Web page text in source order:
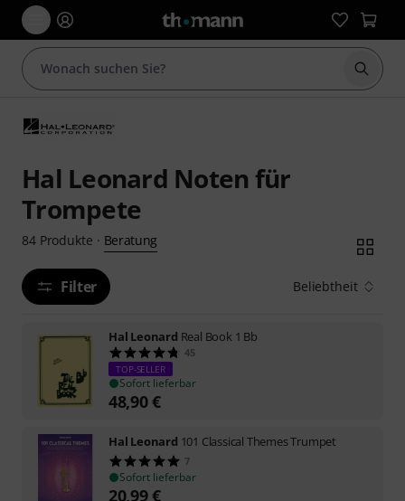
Suche
Hal Leonard Noten für
Trompete
84 Produkte · Beratung
Filter Beliebtheit
Hal Leonard Real Book 1 Bb
45
TOP-SELLER
Sofort lieferbar
48,90€
Hal Leonard 101 Classical Themes Trumpet
7
Sofort lieferbar
20,99€